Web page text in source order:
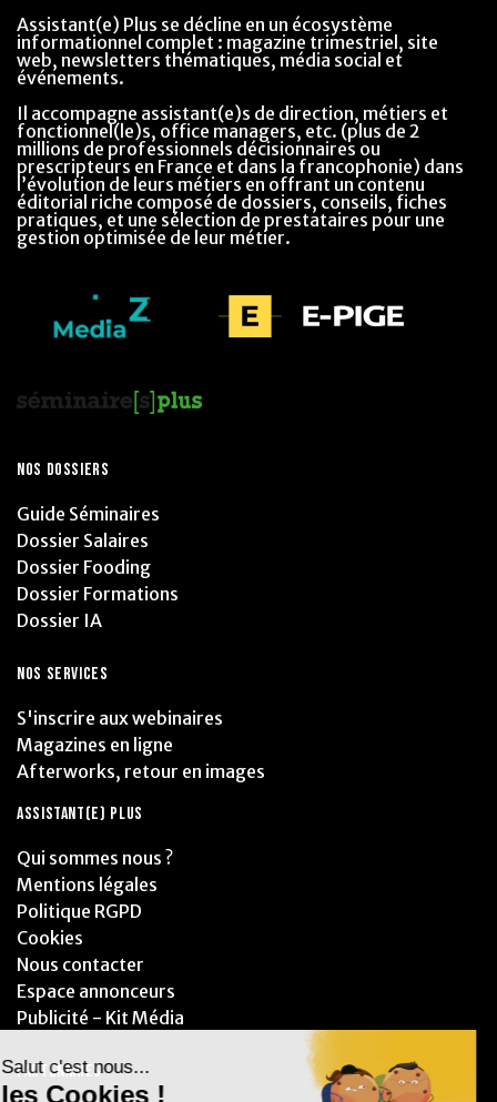
Assistant(e) Plus se décline en un écosystème
informationnel complet : magazine trimestriel, site
web, newsletters thématiques, média social et
événements.
Il accompagne assistant(e)s de direction, métiers et
fonctionnel(le)s, office managers, etc. (plus de 2
millions de professionnels décisionnaires ou
prescripteurs en France et dans la francophonie) dans
l’évolution de leurs métiers en offrant un contenu
éditorial riche composé de dossiers, conseils, fiches
pratiques, et une sélection de prestataires pour une
gestion optimisée de leur métier.
NOS DOSSIERS
Guide Séminaires
Dossier Salaires
Dossier Fooding
Dossier Formations
Dossier IA
NOS SERVICES
S'inscrire aux webinaires
Magazines en ligne
Afterworks, retour en images
ASSISTANT(E) PLUS
Qui sommes nous ?
Mentions légales
Politique RGPD
Cookies
Nous contacter
Espace annonceurs
Publicité - Kit Média
PARTENAIRES